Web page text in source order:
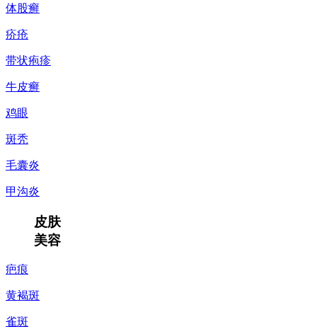
体股癣
疥疮
带状疱疹
牛皮癣
鸡眼
斑秃
毛囊炎
甲沟炎
皮肤
美容
疤痕
黄褐斑
雀斑